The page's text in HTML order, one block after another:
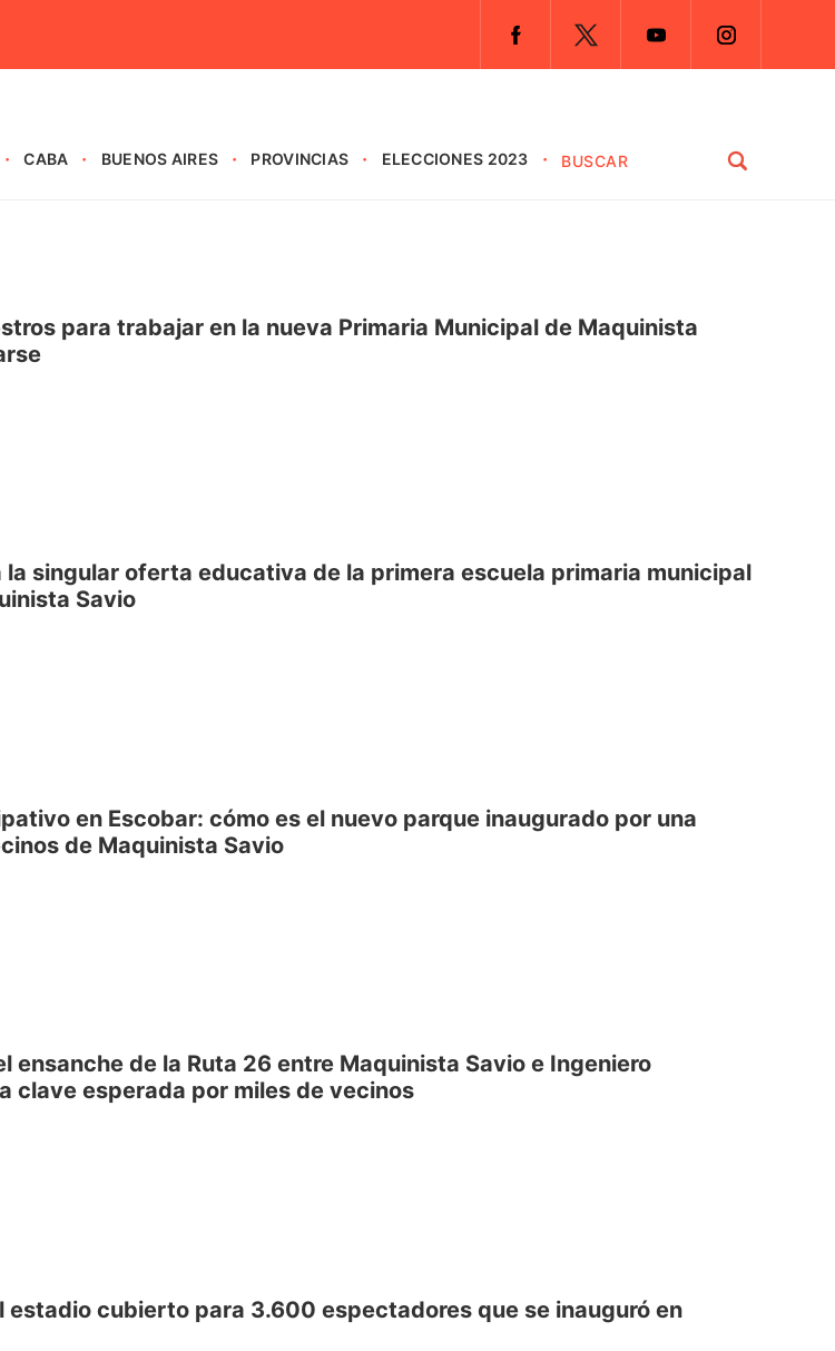
CABA BUENOS AIRES PROVINCIAS ELECCIONES 2023
para trabajar en la nueva Primaria Municipal de Maquinista
la singular oferta educativa de la primera escuela primaria municipal
Savio
en Escobar: cómo es el nuevo parque inaugurado por una
de Maquinista Savio
ensanche de la Ruta 26 entre Maquinista Savio e Ingeniero
clave esperada por miles de vecinos
estadio cubierto para 3.600 espectadores que se inauguró en